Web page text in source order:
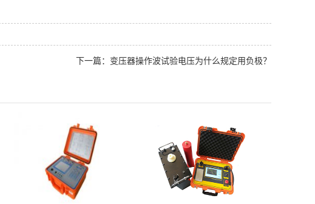
下一篇：变压器操作波试验电压为什么规定用负极？